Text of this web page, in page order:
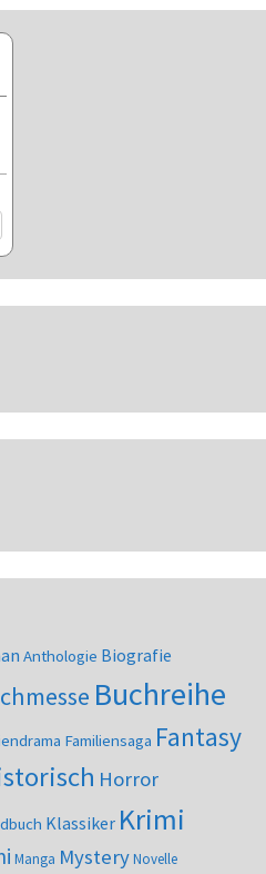
Anthologie Biografie
Buchreihe
Familiensaga Fantasy
Horror
Klassiker Krimi
Manga MysteryNovelle